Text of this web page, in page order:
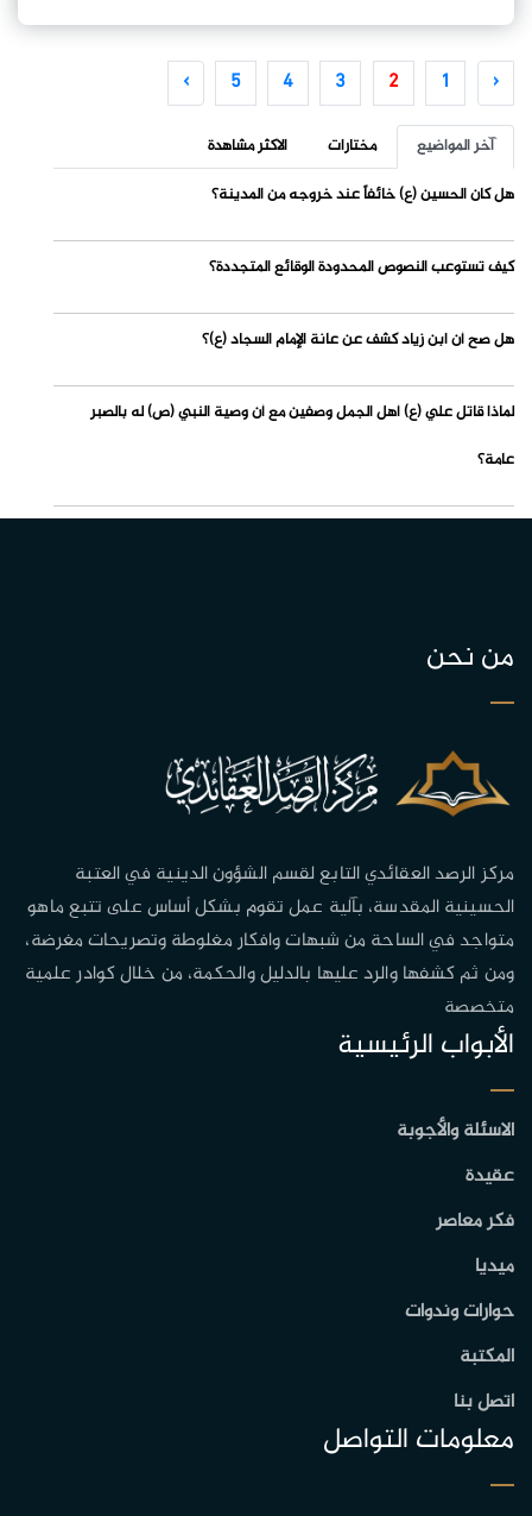
‹
1
2
3
4
5
›
آخر المواضيع مختارات
الاكثر مشاهدة
هل كان الحسين (ع) خائفاً عند خروجه من المدينة؟
كيف تستوعب النصوص المحدودة الوقائع المتجددة؟
هل صح أن ابن زياد كشف عن عانة الإمام السجاد (ع)؟
لماذا قاتل علي (ع) أهل الجمل وصفين مع أن وصية النبي (ص) له بالصبر
عامة؟
من نحن
مركز الرصد العقائدي التابع لقسم الشؤون الدينية في العتبة
الحسينية المقدسة، بآلية عمل تقوم بشكل أساس على تتبع ماهو
متواجد في الساحة من شبهات وافكار مغلوطة وتصريحات مغرضة،
ومن ثم كشفها والرد عليها بالدليل والحكمة، من خلال كوادر علمية
متخصصة
الأبواب الرئيسية
الاسئلة والأجوبة
عقيدة
فكر معاصر
ميديا
حوارات وندوات
المكتبة
اتصل بنا
معلومات التواصل